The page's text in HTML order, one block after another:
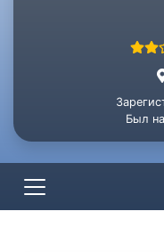
Был